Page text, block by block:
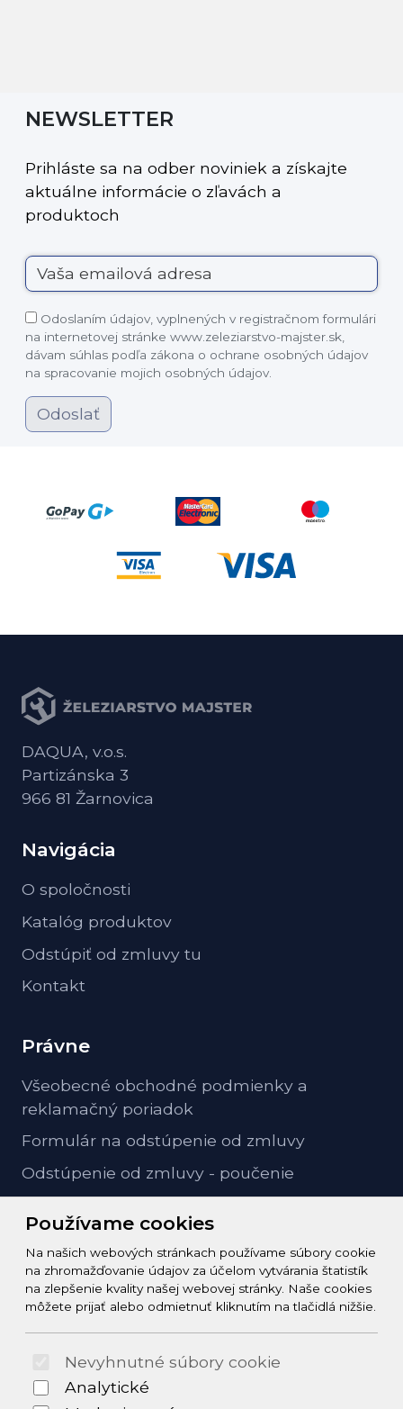
NEWSLETTER
Prihláste sa na odber noviniek a získajte
aktuálne informácie o zľavách a
produktoch
Odoslaním údajov, vyplnených v registračnom formulári
na internetovej stránke www.zeleziarstvo-majster.sk,
dávam súhlas podľa zákona o ochrane osobných údajov
na spracovanie mojich osobných údajov.
Odoslať
Používame cookies
Na našich webových stránkach používame súbory cookie
na zhromažďovanie údajov za účelom vytvárania štatistík
na zlepšenie kvality našej webovej stránky. Naše cookies
môžete prijať alebo odmietnuť kliknutím na tlačidlá nižšie.
Nevyhnutné súbory cookie
Analytické
DAQUA, v.o.s.
Partizánska 3
966 81 Žarnovica
Navigácia
O spoločnosti
Katalóg produktov
Odstúpiť od zmluvy tu
Kontakt
Právne
Všeobecné obchodné podmienky a
reklamačný poriadok
Formulár na odstúpenie od zmluvy
Odstúpenie od zmluvy - poučenie
Kontakt
info@zeleziarstvo-majster.sk
+421456812908
© 2026 Arrabella s.r.o., mayabella s.r.o., Všetky práva